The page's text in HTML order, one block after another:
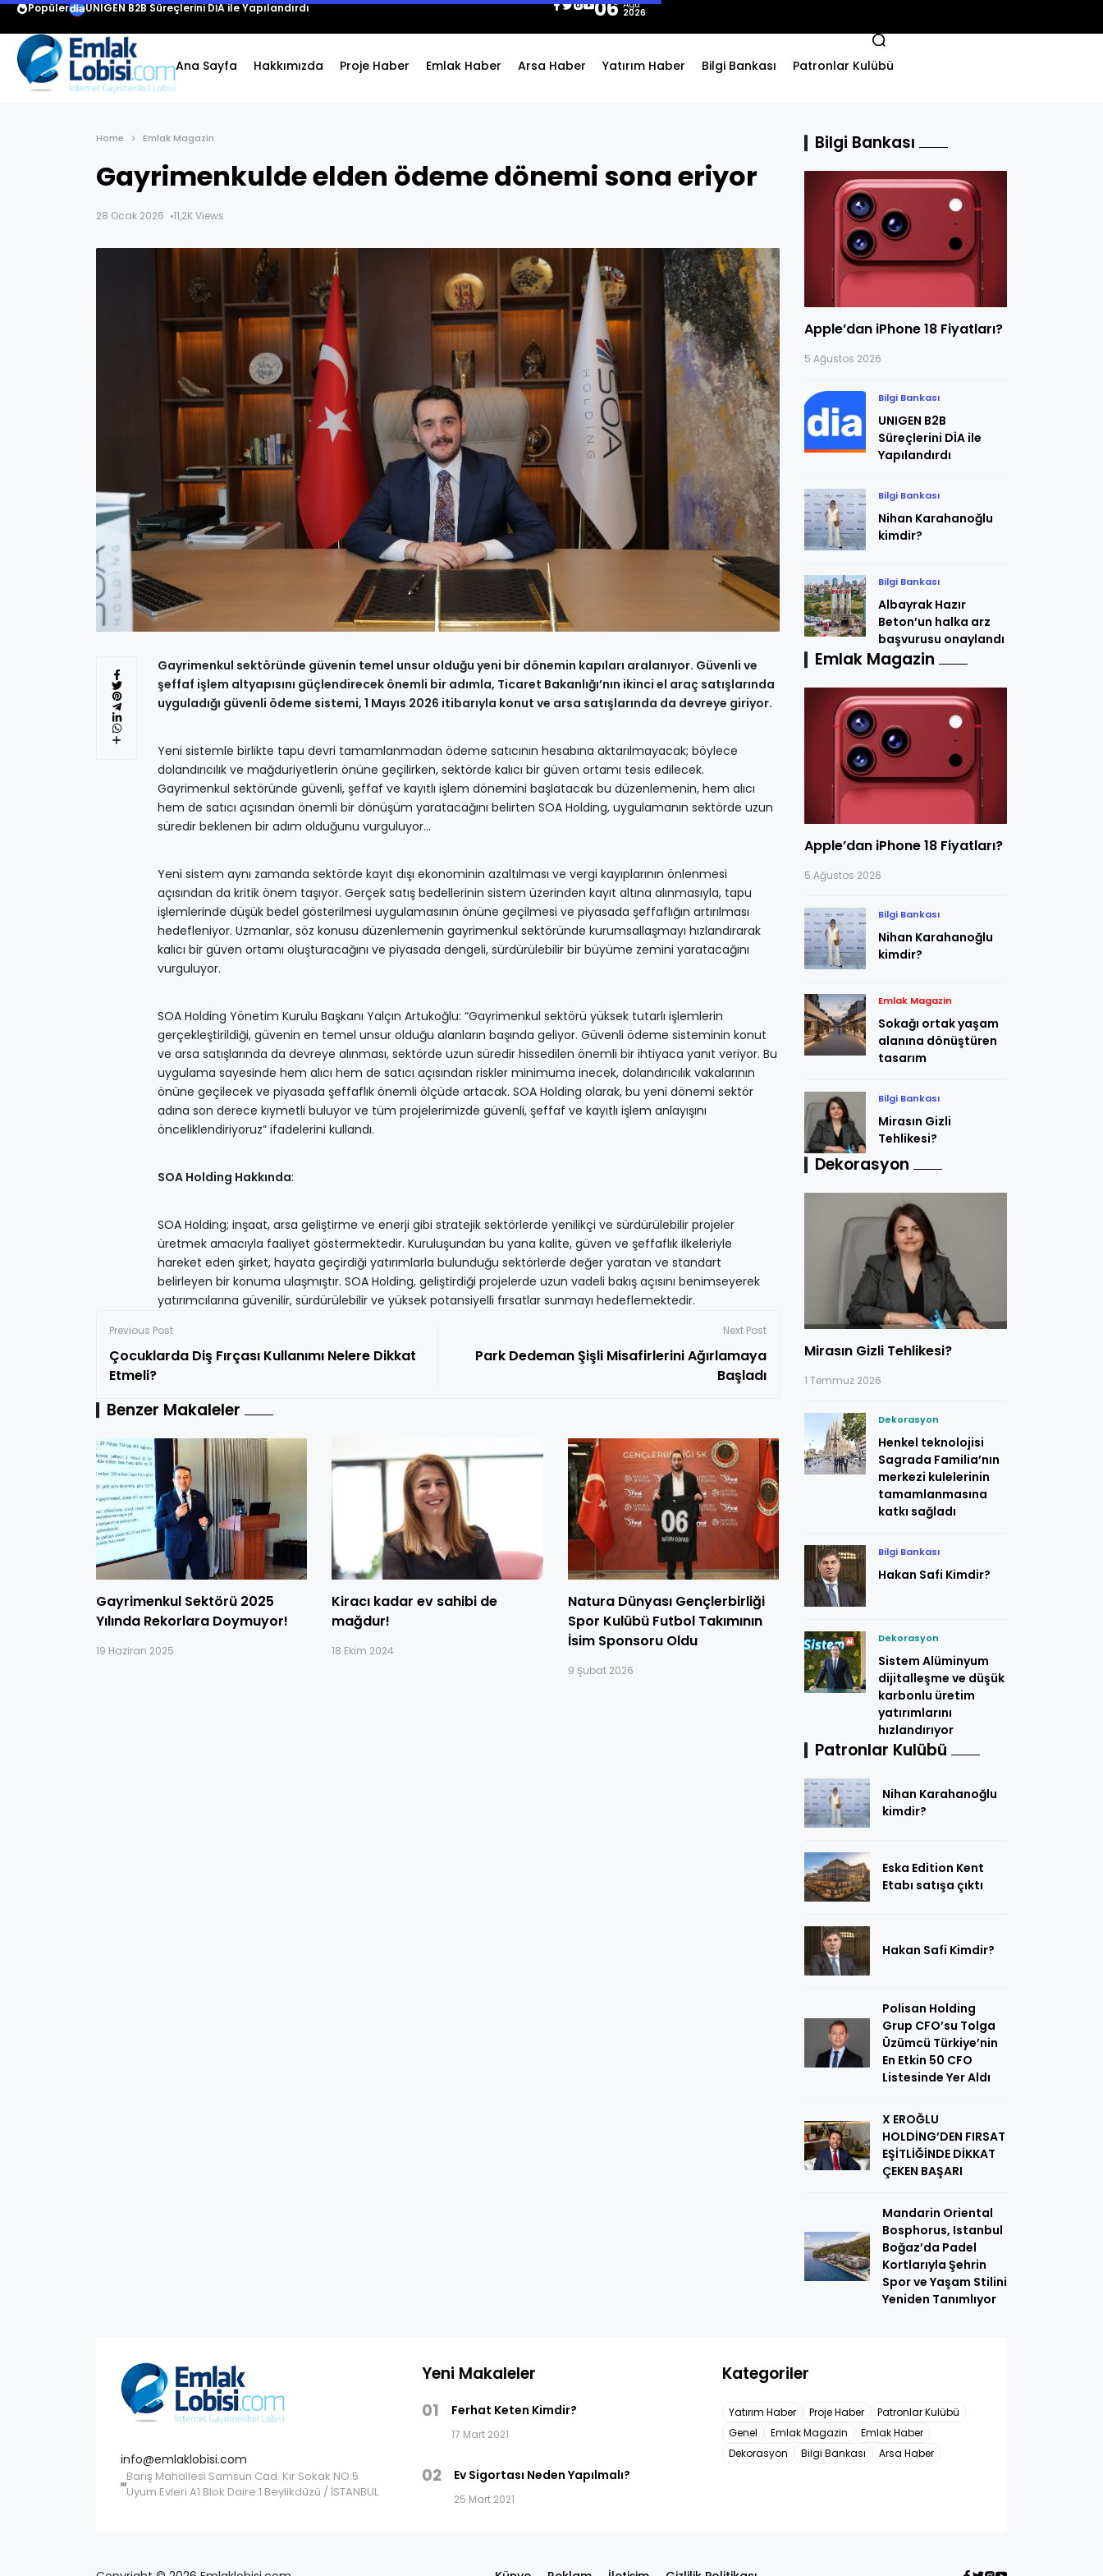
Popüler UNIGEN B2B Süreçlerini DİA ile Yapılandırdı 06 Ağu
2026
Ana Sayfa Hakkımızda Proje Haber Emlak Haber Arsa Haber Yatırım Haber Bilgi Bankası Patronlar Kulübü
Home Emlak Magazin
Gayrimenkulde elden ödeme dönemi sona eriyor
28 Ocak 2026 11,2K Views
Gayrimenkul sektöründe güvenin temel unsur olduğu yeni bir dönemin kapıları aralanıyor. Güvenli ve
şeffaf işlem altyapısını güçlendirecek önemli bir adımla, Ticaret Bakanlığı’nın ikinci el araç satışlarında
uyguladığı güvenli ödeme sistemi, 1 Mayıs 2026 itibarıyla konut ve arsa satışlarında da devreye giriyor.
Yeni sistemle birlikte tapu devri tamamlanmadan ödeme satıcının hesabına aktarılmayacak; böylece
dolandırıcılık ve mağduriyetlerin önüne geçilirken, sektörde kalıcı bir güven ortamı tesis edilecek.
Gayrimenkul sektöründe güvenli, şeffaf ve kayıtlı işlem dönemini başlatacak bu düzenlemenin, hem alıcı
hem de satıcı açısından önemli bir dönüşüm yaratacağını belirten SOA Holding, uygulamanın sektörde uzun
süredir beklenen bir adım olduğunu vurguluyor…
Yeni sistem aynı zamanda sektörde kayıt dışı ekonominin azaltılması ve vergi kayıplarının önlenmesi
açısından da kritik önem taşıyor. Gerçek satış bedellerinin sistem üzerinden kayıt altına alınmasıyla, tapu
işlemlerinde düşük bedel gösterilmesi uygulamasının önüne geçilmesi ve piyasada şeffaflığın artırılması
hedefleniyor. Uzmanlar, söz konusu düzenlemenin gayrimenkul sektöründe kurumsallaşmayı hızlandırarak
kalıcı bir güven ortamı oluşturacağını ve piyasada dengeli, sürdürülebilir bir büyüme zemini yaratacağını
vurguluyor.
SOA Holding Yönetim Kurulu Başkanı Yalçın Artukoğlu: “Gayrimenkul sektörü yüksek tutarlı işlemlerin
gerçekleştirildiği, güvenin en temel unsur olduğu alanların başında geliyor. Güvenli ödeme sisteminin konut
ve arsa satışlarında da devreye alınması, sektörde uzun süredir hissedilen önemli bir ihtiyaca yanıt veriyor. Bu
uygulama sayesinde hem alıcı hem de satıcı açısından riskler minimuma inecek, dolandırıcılık vakalarının
önüne geçilecek ve piyasada şeffaflık önemli ölçüde artacak. SOA Holding olarak, bu yeni dönemi sektör
adına son derece kıymetli buluyor ve tüm projelerimizde güvenli, şeffaf ve kayıtlı işlem anlayışını
önceliklendiriyoruz” ifadelerini kullandı.
SOA Holding Hakkında:
SOA Holding; inşaat, arsa geliştirme ve enerji gibi stratejik sektörlerde yenilikçi ve sürdürülebilir projeler
üretmek amacıyla faaliyet göstermektedir. Kuruluşundan bu yana kalite, güven ve şeffaflık ilkeleriyle
hareket eden şirket, hayata geçirdiği yatırımlarla bulunduğu sektörlerde değer yaratan ve standart
belirleyen bir konuma ulaşmıştır. SOA Holding, geliştirdiği projelerde uzun vadeli bakış açısını benimseyerek
yatırımcılarına güvenilir, sürdürülebilir ve yüksek potansiyelli fırsatlar sunmayı hedeflemektedir.
Previous Post
Çocuklarda Diş Fırçası Kullanımı Nelere Dikkat
Etmeli?
Next Post
Park Dedeman Şişli Misafirlerini Ağırlamaya
Başladı
Benzer Makaleler
Gayrimenkul Sektörü 2025
Yılında Rekorlara Doymuyor!
19 Haziran 2025
Kiracı kadar ev sahibi de
mağdur!
18 Ekim 2024
Natura Dünyası Gençlerbirliği
Spor Kulübü Futbol Takımının
İsim Sponsoru Oldu
9 Şubat 2026
Bilgi Bankası
Apple’dan iPhone 18 Fiyatları?
5 Ağustos 2026
Bilgi Bankası
UNIGEN B2B
Süreçlerini DİA ile
Yapılandırdı
Bilgi Bankası
Nihan Karahanoğlu
kimdir?
Bilgi Bankası
Albayrak Hazır
Beton’un halka arz
başvurusu onaylandı
Emlak Magazin
Apple’dan iPhone 18 Fiyatları?
5 Ağustos 2026
Bilgi Bankası
Nihan Karahanoğlu
kimdir?
Emlak Magazin
Sokağı ortak yaşam
alanına dönüştüren
tasarım
Bilgi Bankası
Mirasın Gizli
Tehlikesi?
Dekorasyon
Mirasın Gizli Tehlikesi?
1 Temmuz 2026
Dekorasyon
Henkel teknolojisi
Sagrada Familia’nın
merkezi kulelerinin
tamamlanmasına
katkı sağladı
Bilgi Bankası
Hakan Safi Kimdir?
Dekorasyon
Sistem Alüminyum
dijitalleşme ve düşük
karbonlu üretim
yatırımlarını
hızlandırıyor
Patronlar Kulübü
Nihan Karahanoğlu
kimdir?
Eska Edition Kent
Etabı satışa çıktı
Hakan Safi Kimdir?
Polisan Holding
Grup CFO’su Tolga
Üzümcü Türkiye’nin
En Etkin 50 CFO
Listesinde Yer Aldı
X EROĞLU
HOLDİNG’DEN FIRSAT
EŞİTLİĞİNDE DİKKAT
ÇEKEN BAŞARI
Mandarin Oriental
Bosphorus, Istanbul
Boğaz’da Padel
Kortlarıyla Şehrin
Spor ve Yaşam Stilini
Yeniden Tanımlıyor
info@emlaklobisi.com
Barış Mahallesi Samsun Cad. Kır Sokak NO:5
Uyum Evleri A1 Blok Daire:1 Beylikdüzü / İSTANBUL
Yeni Makaleler
01
Ferhat Keten Kimdir?
17 Mart 2021
02 Ev Sigortası Neden Yapılmalı?
25 Mart 2021
Kategoriler
Yatırım Haber Proje Haber
Patronlar Kulübü
Genel
Emlak Magazin
Emlak Haber
Dekorasyon
Bilgi Bankası Arsa Haber